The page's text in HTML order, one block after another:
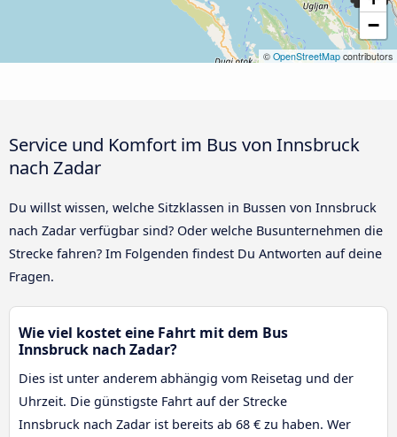
−
© OpenStreetMap contributors
Service und Komfort im Bus von Innsbruck
nach Zadar
Du willst wissen, welche Sitzklassen in Bussen von Innsbruck
nach Zadar verfügbar sind? Oder welche Busunternehmen die
Strecke fahren? Im Folgenden findest Du Antworten auf deine
Fragen.
Wie viel kostet eine Fahrt mit dem Bus
Innsbruck nach Zadar?
Dies ist unter anderem abhängig vom Reisetag und der
Uhrzeit. Die günstigste Fahrt auf der Strecke
Innsbruck nach Zadar ist bereits ab 68 € zu haben. Wer